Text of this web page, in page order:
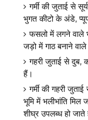
गर्मी की जुताई से
भुगत कीटो के अंडे,
फसलो में लगने वाले
जड़ो में गाठ बनाने
गहरी जुताई से दुब,
हैं।
गर्मी की गहरी
भूमि में भलीभांति
शीघ्र उपलब्ध हो जाते